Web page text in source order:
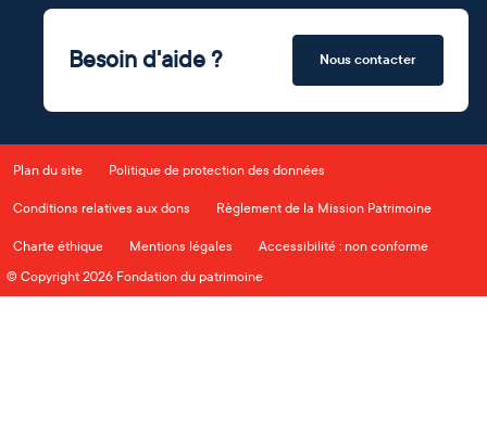
Besoin d'aide ? Nous contacter
Plan du site Politique de protection des données
Conditions relatives aux dons Règlement de la Mission Patrimoine
Charte éthique Mentions légales
Accessibilité : non conforme
© Copyright 2026 Fondation du patrimoine